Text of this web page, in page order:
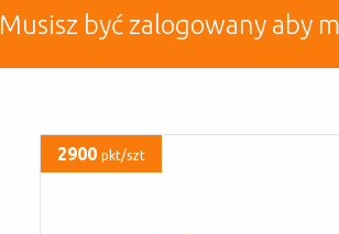
Musisz być zalogowany aby
2900 pkt/szt